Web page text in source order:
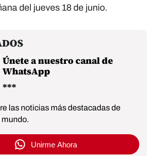
del jueves 18 de junio.
Únete a nuestro canal de
WhatsApp
las noticias más destacadas de
mundo.
Unirme Ahora